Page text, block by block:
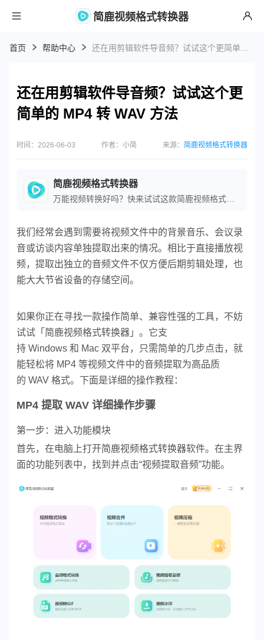
简鹿视频格式转换器
首页 帮助中心
还在用剪辑软件导音频？试试这个更
简单的 MP4 转 WAV 方法
时间：2026-06-03 作者：小简 来源： 简鹿视频格式转换器
简鹿视频格式转换器
我们经常会遇到需要将视频文件中的背景音乐、会议录
音或访谈内容单独提取出来的情况。相比于直接播放视
频，提取出独立的音频文件不仅方便后期剪辑处理，也
能大大节省设备的存储空间。
如果你正在寻找一款操作简单、兼容性强的工具，不妨
试试「简鹿视频格式转换器」。它支
持 Windows 和 Mac 双平台，只需简单的几步点击，就
能轻松将 MP4 等视频文件中的音频提取为高品质
的 WAV 格式。下面是详细的操作教程：
MP4 提取 WAV 详细操作步骤
第一步：进入功能模块
首先，在电脑上打开简鹿视频格式转换器软件。在主界
面的功能列表中，找到并点击“视频提取音频”功能。